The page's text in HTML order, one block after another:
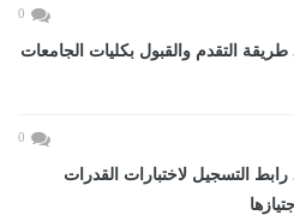
0
الجامعات 2026.. طريقة التقدم والقبول بكليات الجامعات
0
الجامعات 2026.. رابط التسجيل لاختبارات القدرات